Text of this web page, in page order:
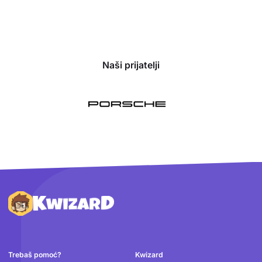
Naši prijatelji
Podnožje
Trebaš pomoć? Kwizard